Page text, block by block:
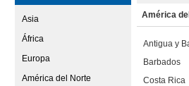
Asia
África
Europa
América del Norte
América
Antigua y
Barbados
Costa Rica